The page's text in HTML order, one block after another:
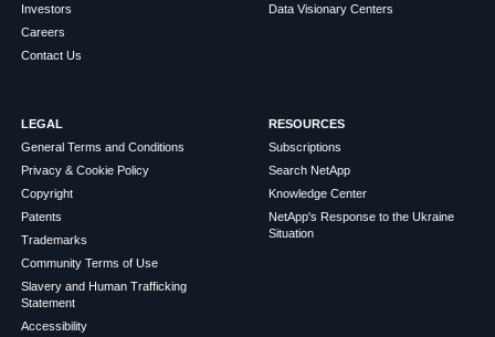
Investors
Careers
Contact Us
Data Visionary Centers
LEGAL
General Terms and Conditions
Privacy & Cookie Policy
Copyright
Patents
Trademarks
Community Terms of Use
Slavery and Human Trafficking
Statement
Accessibility
RESOURCES
Subscriptions
Search NetApp
Knowledge Center
NetApp's Response to the Ukraine
Situation